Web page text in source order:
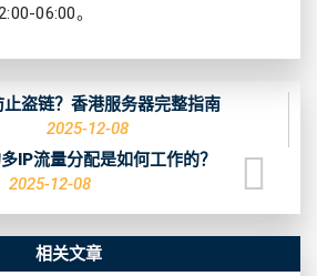
06:00。
止盗链？香港服务器完整指南
2025-12-08
IP流量分配是如何工作的？
2025-12-08
相关文章